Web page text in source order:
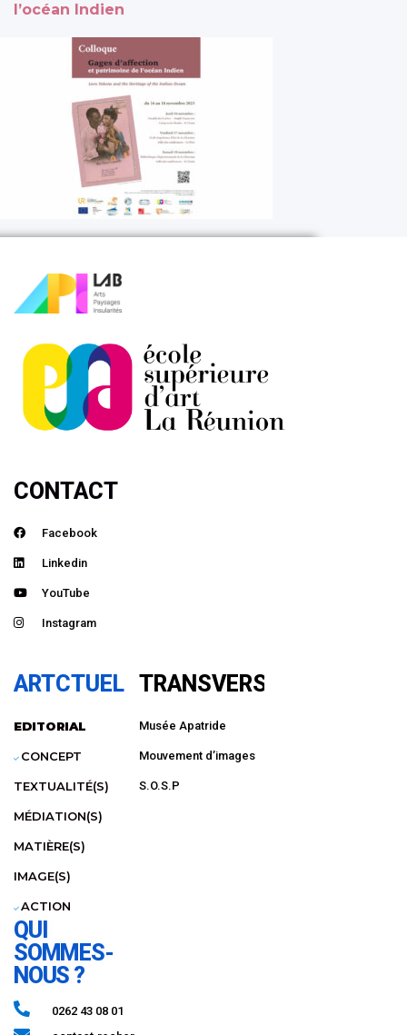
l’océan Indien
CONTACT
Facebook
Linkedin
YouTube
Instagram
ARTCTUEL
EDITORIAL
CONCEPT
TEXTUALITÉ(S)
MÉDIATION(S)
MATIÈRE(S)
IMAGE(S)
ACTION
TRANSVERSAL
Musée Apatride
Mouvement d’images
S.O.S.P
QUI
SOMMES-
NOUS ?
0262 43 08 01​